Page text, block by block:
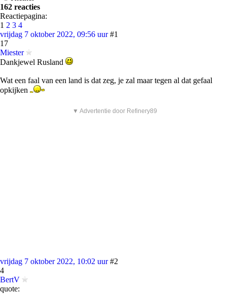
162 reacties
Reactiepagina:
1 2 3 4
vrijdag 7 oktober 2022, 09:56 uur #1
17
Miester
Dankjewel Rusland
Wat een faal van een land is dat zeg, je zal maar tegen al dat gefaal
opkijken
▼ Advertentie door Refinery89
vrijdag 7 oktober 2022, 10:02 uur #2
4
BertV
quote: